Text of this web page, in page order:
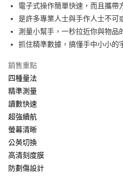
１．於結帳方式選擇「AFTEE先享後付
結帳頁面，進行簡訊認證並確認金額後
２．訂單成立數日內，您將收到繳費通
３．收到繳費通知簡訊後14天內，點擊
ATM／網路銀行／等多元方式進行付款
後付繳納相關費用。
※ 交易是否成功請以「AFTEE先享後付
是否繳費成功／繳費後需取消欲退款等
客戶支援中心」
【注意事項】
１．透過由恩沛科技股份有限公司提供
易，需依本服務之必要範圍內提供個人
權轉讓予恩沛科技股份有限公司。
２．關於個人資料處理事宜，請瀏覽以下
３．未成年的使用者請事先徵得法定代
每筆NT$60，滿NT$499(含以上)免
7-11取貨(快速到店)
宅配
每筆NT$100，滿NT$799(含以上)免
離島宅配
每筆NT$150
電子式操作簡單快速，而且攜帶
是許多專業人士與手作人士不可
測量小幫手，一秒拉近你與物品
抓住精準數據，搞懂手中小小的
銷售重點
四種量法
精準測量
讀數快速
超強續航
螢幕清晰
公英切換
高清刻度膜
防劃傷設計